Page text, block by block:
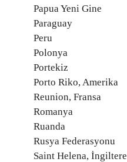
Papua Yeni Gine
Paraguay
Peru
Polonya
Portekiz
Porto Riko, Amerika
Reunion, Fransa
Romanya
Ruanda
Rusya Federasyonu
Saint Helena, İngiltere